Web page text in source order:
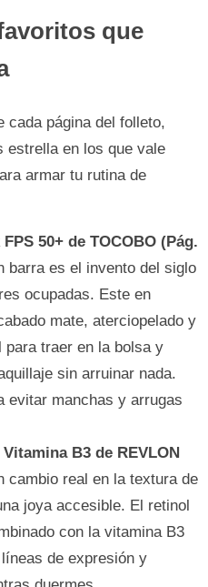
que
cada página del folleto,
estrella en los que vale
armar tu rutina de
50+ de TOCOBO (Pág.
barra es el invento del siglo
ocupadas. Este en
mate, aterciopelado y
para traer en la bolsa y
sin arruinar nada.
evitar manchas y arrugas
B3 de REVLON
cambio real en la textura de
joya accesible. El retinol
con la vitamina B3
de expresión y